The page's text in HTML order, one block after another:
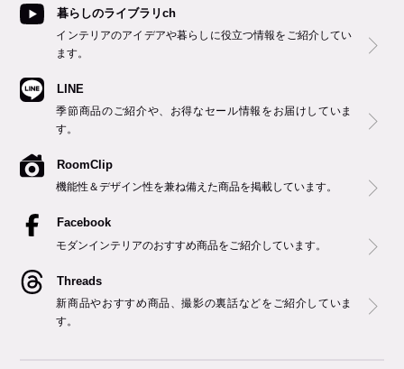
暮らしのライブラリch
インテリアのアイデアや暮らしに役立つ情報をご紹介してい
ます。
LINE
季節商品のご紹介や、お得なセール情報をお届けしていま
す。
RoomClip
機能性＆デザイン性を兼ね備えた商品を掲載しています。
Facebook
モダンインテリアのおすすめ商品をご紹介しています。
Threads
新商品やおすすめ商品、撮影の裏話などをご紹介していま
す。